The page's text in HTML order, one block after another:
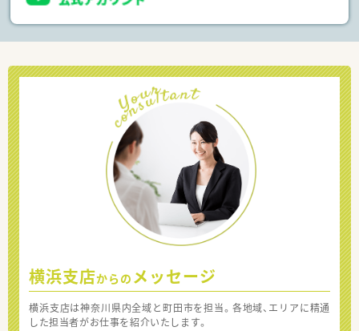
横浜支店からの メッセージ
横浜支店は神奈川県内全域と町田市を担当。各地域、エリアに精通
した担当者がお仕事を紹介いたします。